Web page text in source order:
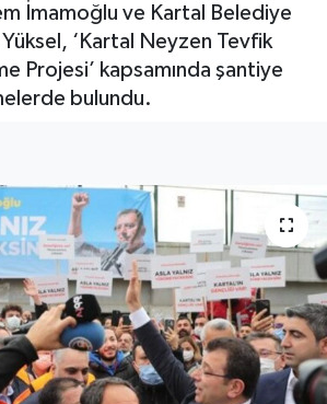
İmamoğlu ve Kartal Belediye
Yüksel, ‘Kartal Neyzen Tevfik
Projesi’ kapsamında şantiye
bulundu.